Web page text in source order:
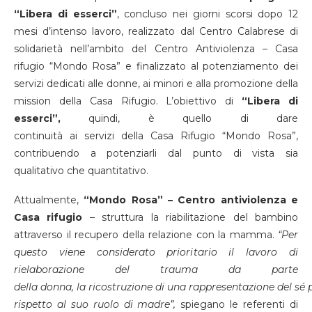
“Libera di esserci”, concluso nei giorni scorsi dopo 12
mesi d’intenso lavoro, realizzato dal Centro Calabrese di
solidarietà nell’ambito del Centro Antiviolenza – Casa
rifugio “Mondo Rosa” e finalizzato al potenziamento dei
servizi dedicati alle donne, ai minori e alla promozione della
mission della Casa Rifugio. L’obiettivo di “Libera di
esserci”, quindi, è quello di dare
continuità ai servizi della Casa Rifugio “Mondo Rosa”,
contribuendo a potenziarli dal punto di vista sia
qualitativo che quantitativo.
Attualmente, “Mondo Rosa” – Centro antiviolenza e
Casa rifugio – struttura la riabilitazione del bambino
attraverso il recupero della relazione con la mamma. “Per
questo viene considerato prioritario il lavoro di
rielaborazione del trauma da parte
della donna, la ricostruzione di una rappresentazione del
rispetto al suo ruolo di madre”, spiegano le referenti di